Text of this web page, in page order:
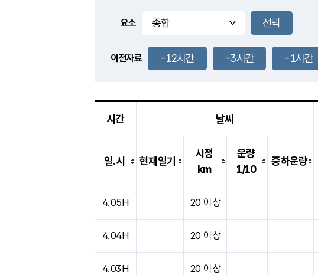
풍도
0.8m/s
-
요소
이전자료 -12시간 -3시간 -1시간
시간 날씨
일.시 현재일기
시정
km
운량
1/10
중하운량
4.05H 20 이상
4.04H 20 이상
4.03H 20 이상